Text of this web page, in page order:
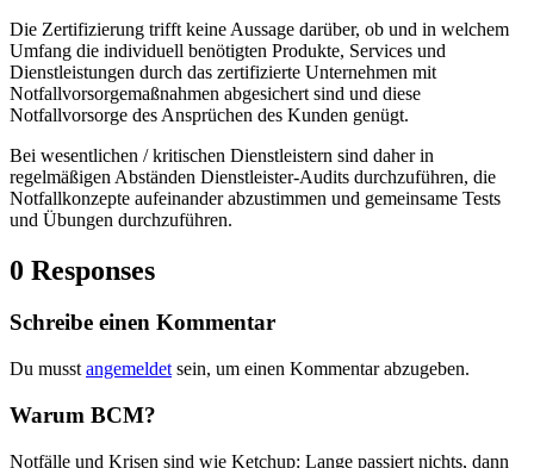
Die Zertifizierung trifft keine Aussage darüber, ob und in welchem
Umfang die individuell benötigten Produkte, Services und
Dienstleistungen durch das zertifizierte Unternehmen mit
Notfallvorsorgemaßnahmen abgesichert sind und diese
Notfallvorsorge des Ansprüchen des Kunden genügt.
Bei wesentlichen / kritischen Dienstleistern sind daher in
regelmäßigen Abständen Dienstleister-Audits durchzuführen, die
Notfallkonzepte aufeinander abzustimmen und gemeinsame Tests
und Übungen durchzuführen.
0 Responses
Schreibe einen Kommentar
Du musst angemeldet sein, um einen Kommentar abzugeben.
Warum BCM?
Notfälle und Krisen sind wie Ketchup: Lange passiert nichts, dann